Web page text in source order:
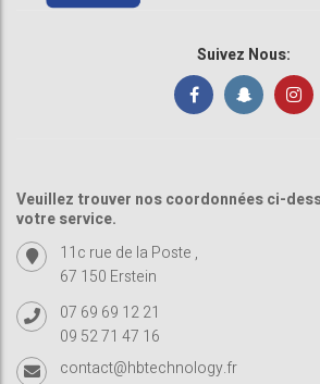
Suivez Nous:
Veuillez trouver nos coordonnées ci-
votre service.
11c rue de la Poste ,
67 150 Erstein
07 69 69 12 21
09 52 71 47 16
contact@hbtechnology.fr